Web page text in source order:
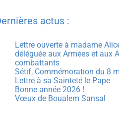
actus :
Lettre ouverte à madame
déléguée aux Armées et aux
combattants
Sétif, Commémoration du 8
Lettre à sa Sainteté le Pape
Bonne année 2026 !
Vœux de Boualem Sansal